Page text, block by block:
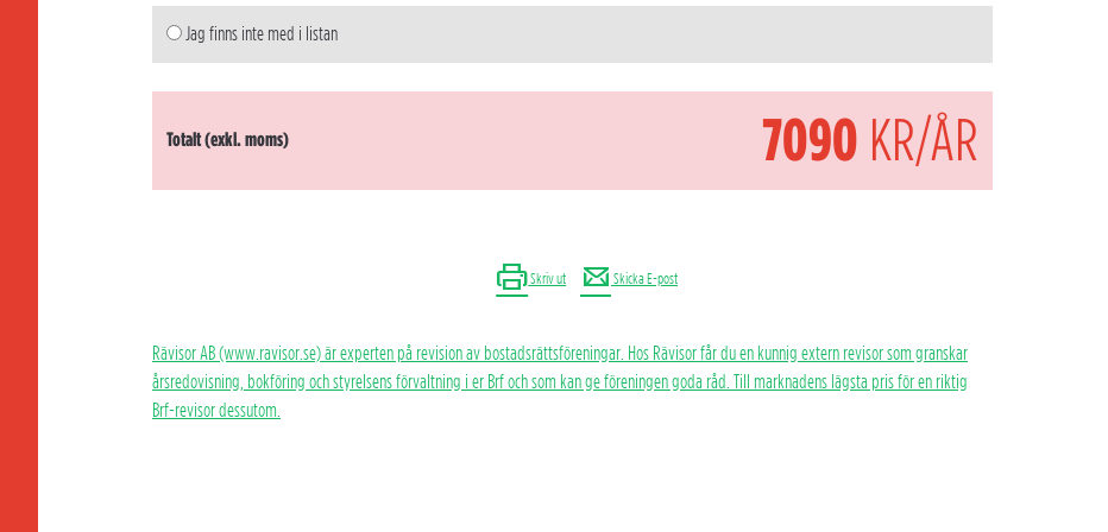
Jag finns inte med i listan
Totalt (exkl. moms) 7090 KR/ÅR
Skriv ut Skicka E-post
Rävisor AB (www.ravisor.se) är experten på revision av bostadsrättsföreningar. Hos Rävisor får du en kunnig extern revisor som granskar
årsredovisning, bokföring och styrelsens förvaltning i er Brf och som kan ge föreningen goda råd. Till marknadens lägsta pris för en riktig
Brf-revisor dessutom.